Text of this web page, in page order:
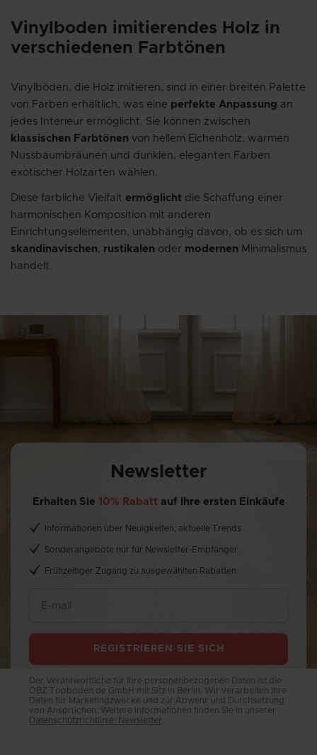
Vinylboden imitierendes Holz in
verschiedenen Farbtönen
Vinylböden, die Holz imitieren, sind in einer breiten Palette
von Farben erhältlich, was eine perfekte Anpassung an
jedes Interieur ermöglicht. Sie können zwischen
klassischen Farbtönen von hellem Eichenholz, warmen
Nussbaumbräunen und dunklen, eleganten Farben
exotischer Holzarten wählen.
Diese farbliche Vielfalt ermöglicht die Schaffung einer
harmonischen Komposition mit anderen
Einrichtungselementen, unabhängig davon, ob es sich um
skandinavischen, rustikalen oder modernen Minimalismus
handelt.
Newsletter
Erhalten Sie 10% Rabatt auf Ihre ersten Einkäufe
Informationen über Neuigkeiten, aktuelle Trends
Sonderangebote nur für Newsletter-Empfänger
Frühzeitiger Zugang zu ausgewählten Rabatten
REGISTRIEREN SIE SICH
Der Verantwortliche für Ihre personenbezogenen Daten ist die
OBZ Topboden.de GmbH mit Sitz in Berlin. Wir verarbeiten Ihre
Daten für Marketingzwecke und zur Abwehr und Durchsetzung
von Ansprüchen. Weitere Informationen finden Sie in unserer
Datenschutzrichtlinie: Newsletter